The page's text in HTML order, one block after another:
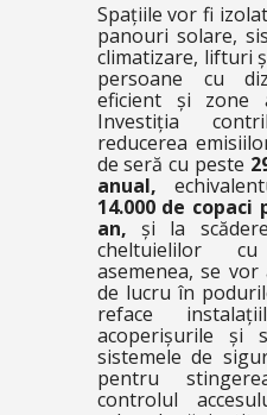
Spațiile vor fi
panouri solare,
climatizare, lifturi
persoane cu
eficient și zone
Investiția
reducerea
de seră cu peste
anual,
14.000 de
an, și la
cheltuielilor
asemenea, se
de lucru în
reface
acoperișurile și
sistemele de
pentru
controlul